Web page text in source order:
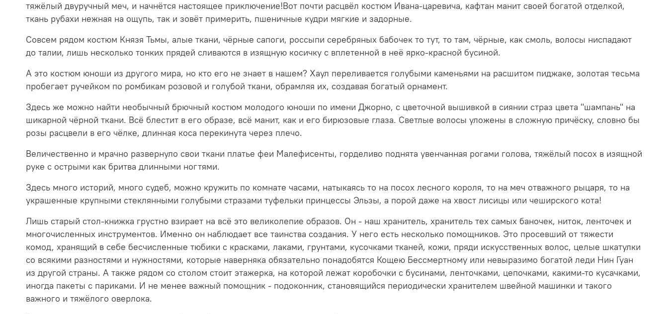
тяжёлый двуручный меч, и начнётся настоящее приключение!Вот почти расцвёл костюм Ивана-царевича, кафтан манит своей богатой отделкой,
ткань рубахи нежная на ощупь, так и зовёт примерить, пшеничные кудри мягкие и задорные.
Совсем рядом костюм Князя Тьмы, алые ткани, чёрные сапоги, россыпи серебряных бабочек то тут, то там, чёрные, как смоль, волосы ниспадают
до талии, лишь несколько тонких прядей сливаются в изящную косичку с вплетенной в неё ярко-красной бусиной.
А это костюм юноши из другого мира, но кто его не знает в нашем? Хаул переливается голубыми каменьями на расшитом пиджаке, золотая тесьма
пробегает ручейком по ромбикам розовой и голубой ткани, обрамляя их, создавая богатый орнамент.
Здесь же можно найти необычный брючный костюм молодого юноши по имени Джорно, с цветочной вышивкой в сиянии страз цвета "шампань" на
шикарной чёрной ткани. Всё блестит в его образе, всё манит, как и его бирюзовые глаза. Светлые волосы уложены в сложную причёску, словно бы
розы расцвели в его чёлке, длинная коса перекинута через плечо.
Величественно и мрачно развернуло свои ткани платье феи Малефисенты, горделиво поднята увенчанная рогами голова, тяжёлый посох в изящной
руке с острыми как бритва длинными ногтями.
Здесь много историй, много судеб, можно кружить по комнате часами, натыкаясь то на посох лесного короля, то на меч отважного рыцаря, то на
украшенные крупными стеклянными голубыми стразами туфельки принцессы Эльзы, а порой даже на хвост лисицы или чеширского кота!
Лишь старый стол-книжка грустно взирает на всё это великолепие образов. Он - наш хранитель, хранитель тех самых баночек, ниток, ленточек и
многочисленных инструментов. Именно он наблюдает все таинства создания. У него есть несколько помощников. Это просевший от тяжести
комод, хранящий в себе бесчисленные тюбики с красками, лаками, грунтами, кусочками тканей, кожи, пряди искусственных волос, целые шкатулки
со всякими разностями и нужностями, которые наверняка обязательно понадобятся Кощею Бессмертному или невыразимо богатой леди Нин Гуан
из другой страны. А также рядом со столом стоит этажерка, на которой лежат коробочки с бусинами, ленточками, цепочками, какими-то кусачками,
иногда пакеты с париками. И не менее важный помощник - подоконник, становящийся периодически хранителем швейной машинки и такого
важного и тяжёлого оверлока.